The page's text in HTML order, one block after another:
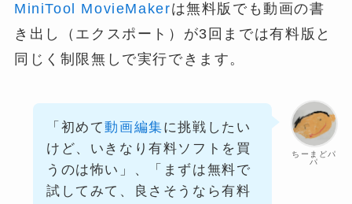
MiniTool MovieMakerは無料版でも動画の書
き出し（エクスポート）が3回までは有料版と
同じく制限無しで実行できます。
ちーまどパ
パ
「初めて動画編集に挑戦したい
けど、いきなり有料ソフトを買
うのは怖い」、「まずは無料で
試してみて、良さそうなら有料